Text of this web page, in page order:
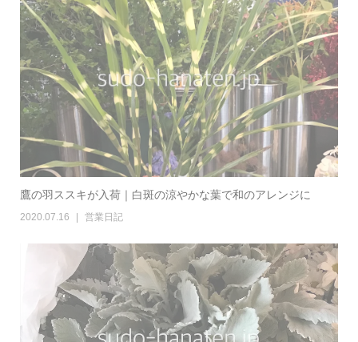
鷹の羽ススキが入荷｜白斑の涼やかな葉で和のアレンジに
2020.07.16 営業日記